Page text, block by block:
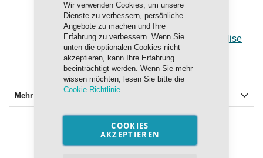
Wir verwenden Cookies, um unsere
Dienste zu verbessern, persönliche
Angebote zu machen und Ihre
Erfahrung zu verbessern. Wenn Sie
unten die optionalen Cookies nicht
akzeptieren, kann Ihre Erfahrung
beeinträchtigt werden. Wenn Sie mehr
wissen möchten, lesen Sie bitte die
Cookie-Richtlinie
COOKIES
AKZEPTIEREN
Kühlerschutz Zubehörartikel Merchandise
Mehr Informationen